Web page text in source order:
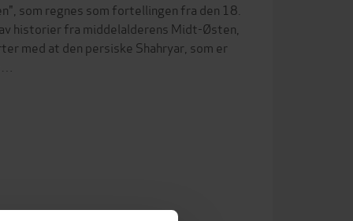
som regnes som fortellingen fra den 18.
historier fra middelalderens Midt-Østen,
med at den persiske Shahryar, som er